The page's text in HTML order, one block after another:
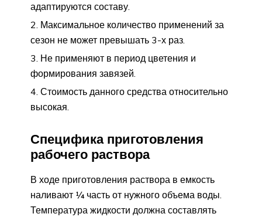
адаптируются составу.
Максимальное количество применений за
сезон не может превышать 3-х раз.
Не применяют в период цветения и
формирования завязей.
Стоимость данного средства относительно
высокая.
Специфика приготовления
рабочего раствора
В ходе приготовления раствора в емкость
наливают ¼ часть от нужного объема воды.
Температура жидкости должна составлять